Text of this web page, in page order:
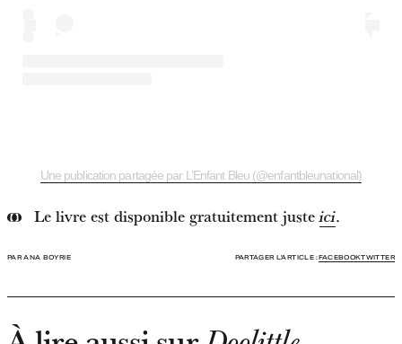
Une publication partagée par L’Enfant Bleu (@enfantbleunational)
Le livre est disponible gratuitement justeici.
PAR ANA BOYRIE PARTAGER L'ARTICLE :FACEBOOKTWITTER